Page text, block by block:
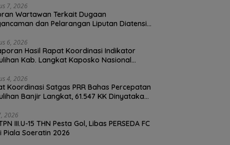
7, 2026
Wartawan Terkait Dugaan
dan Pelarangan Liputan Diatensi
6, 2026
Hasil Rapat Koordinasi Indikator
Kab. Langkat Kaposko Nasional
4, 2026
Koordinasi Satgas PRR Bahas Percepatan
Banjir Langkat, 61.547 KK Dinyatakan
2026
III.U-15 THN Pesta Gol, Libas PERSEDA FC
Piala Soeratin 2026